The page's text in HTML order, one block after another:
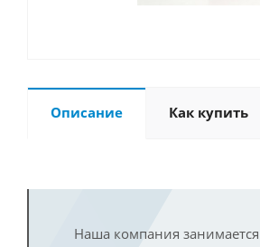
Описание Как купить
Наша компания